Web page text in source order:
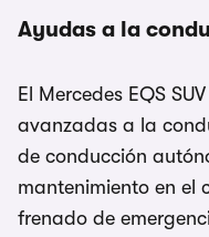
Ayudas a la
El Mercedes EQS
avanzadas a la
de conducción
mantenimiento en el
frenado de